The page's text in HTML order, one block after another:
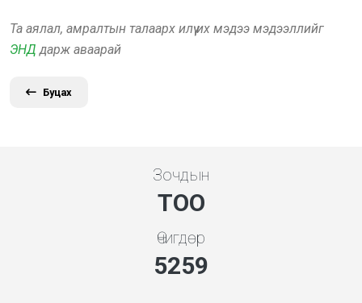
Та аялал, амралтын талаарх илүү их мэдээ мэдээллийг
ЭНД дарж аваарай
Буцах
Зочдын
ТОО
Өчигдөр
5648